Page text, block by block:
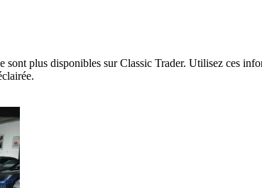
sont plus disponibles sur Classic Trader. Utilisez ces